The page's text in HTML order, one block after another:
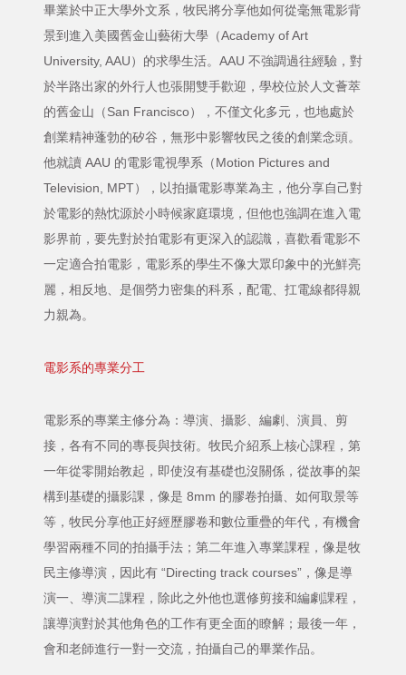
畢業於中正大學外文系，牧民將分享他如何從毫無電影背
景到進入美國舊金山藝術大學（Academy of Art
University, AAU）的求學生活。AAU 不強調過往經驗，對
於半路出家的外行人也張開雙手歡迎，學校位於人文薈萃
的舊金山（San Francisco），不僅文化多元，也地處於
創業精神蓬勃的矽谷，無形中影響牧民之後的創業念頭。
他就讀 AAU 的電影電視學系（Motion Pictures and
Television, MPT），以拍攝電影專業為主，他分享自己對
於電影的熱忱源於小時候家庭環境，但他也強調在進入電
影界前，要先對於拍電影有更深入的認識，喜歡看電影不
一定適合拍電影，電影系的學生不像大眾印象中的光鮮亮
麗，相反地、是個勞力密集的科系，配電、扛電線都得親
力親為。
電影系的專業分工
電影系的專業主修分為：導演、攝影、編劇、演員、剪
接，各有不同的專長與技術。牧民介紹系上核心課程，第
一年從零開始教起，即使沒有基礎也沒關係，從故事的架
構到基礎的攝影課，像是 8mm 的膠卷拍攝、如何取景等
等，牧民分享他正好經歷膠卷和數位重疊的年代，有機會
學習兩種不同的拍攝手法；第二年進入專業課程，像是牧
民主修導演，因此有 “Directing track courses”，像是導
演一、導演二課程，除此之外他也選修剪接和編劇課程，
讓導演對於其他角色的工作有更全面的瞭解；最後一年，
會和老師進行一對一交流，拍攝自己的畢業作品。